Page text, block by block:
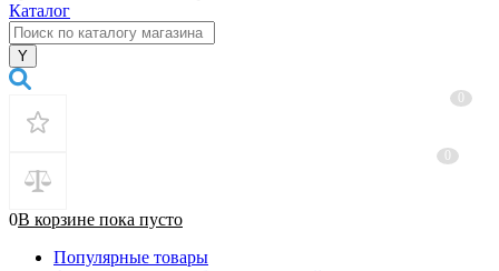
Каталог
0В корзине пока пусто
Популярные товары